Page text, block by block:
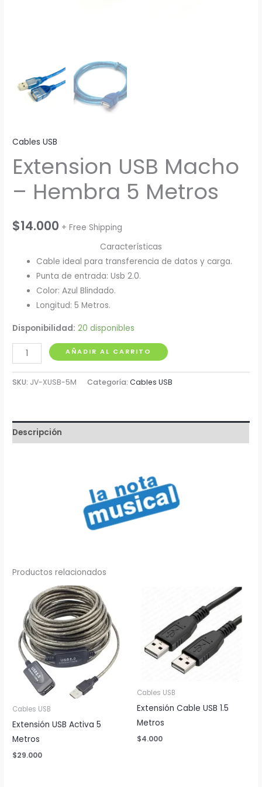
Cables USB
Extension USB Macho
– Hembra 5 Metros
$14.000 + Free Shipping
Características
Cable ideal para transferencia de datos y carga.
Punta de entrada: Usb 2.0.
Color: Azul Blindado.
Longitud: 5 Metros.
Disponibilidad: 20 disponibles
Extension
USB
Macho
5
Metros
AÑADIR AL CARRITO
SKU: JV-XUSB-5M Categoría:Cables USB
Descripción
Productos relacionados
Cables USB
Extensión USB Activa 5
Metros
$29.000
Cables USB
Extensión Cable USB 1.5
Metros
$4.000